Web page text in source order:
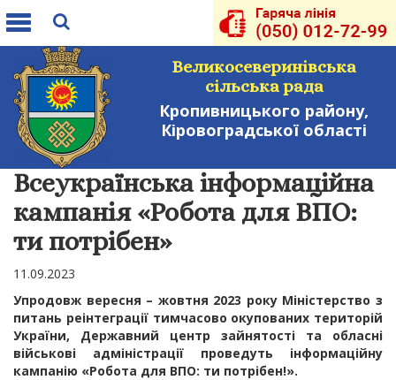
Toggle
Великосеверинівська
сільська рада
Кропивницького району,
Кіровоградської області
Всеукраїнська інформаційна
кампанія «Робота для ВПО:
ти потрібен»
11.09.2023
Упродовж вересня – жовтня 2023 року Міністерство з
питань реінтеграції тимчасово окупованих територій
України, Державний центр зайнятості та обласні
військові адміністрації проведуть інформаційну
кампанію «Робота для ВПО: ти потрібен!».